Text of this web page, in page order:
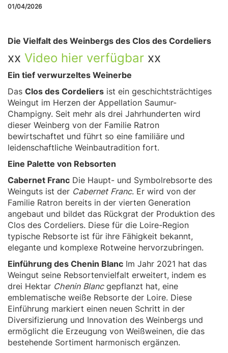
01/04/2026
Die Vielfalt des Weinbergs des Clos des Cordeliers
xx Video hier verfügbar xx
Ein tief verwurzeltes Weinerbe
Das Clos des Cordeliers ist ein geschichtsträchtiges
Weingut im Herzen der Appellation Saumur-
Champigny. Seit mehr als drei Jahrhunderten wird
dieser Weinberg von der Familie Ratron
bewirtschaftet und führt so eine familiäre und
leidenschaftliche Weinbautradition fort.
Eine Palette von Rebsorten
Cabernet Franc Die Haupt- und Symbolrebsorte des
Weinguts ist der Cabernet Franc. Er wird von der
Familie Ratron bereits in der vierten Generation
angebaut und bildet das Rückgrat der Produktion des
Clos des Cordeliers. Diese für die Loire-Region
typische Rebsorte ist für ihre Fähigkeit bekannt,
elegante und komplexe Rotweine hervorzubringen.
Einführung des Chenin Blanc Im Jahr 2021 hat das
Weingut seine Rebsortenvielfalt erweitert, indem es
drei Hektar Chenin Blancgepflanzt hat, eine
emblematische weiße Rebsorte der Loire. Diese
Einführung markiert einen neuen Schritt in der
Diversifizierung und Innovation des Weinbergs und
ermöglicht die Erzeugung von Weißweinen, die das
bestehende Sortiment harmonisch ergänzen.